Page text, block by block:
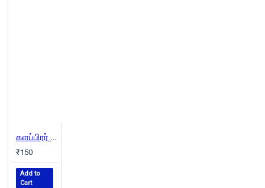
களப்பிரர் ஆட்சியில் தமிழகம்
₹150
Add to
Cart